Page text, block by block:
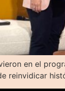
en el
reinvidicar